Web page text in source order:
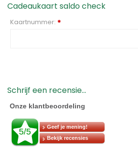
Cadeaukaart saldo check
Kaartnummer: *
Schrijf een recensie...